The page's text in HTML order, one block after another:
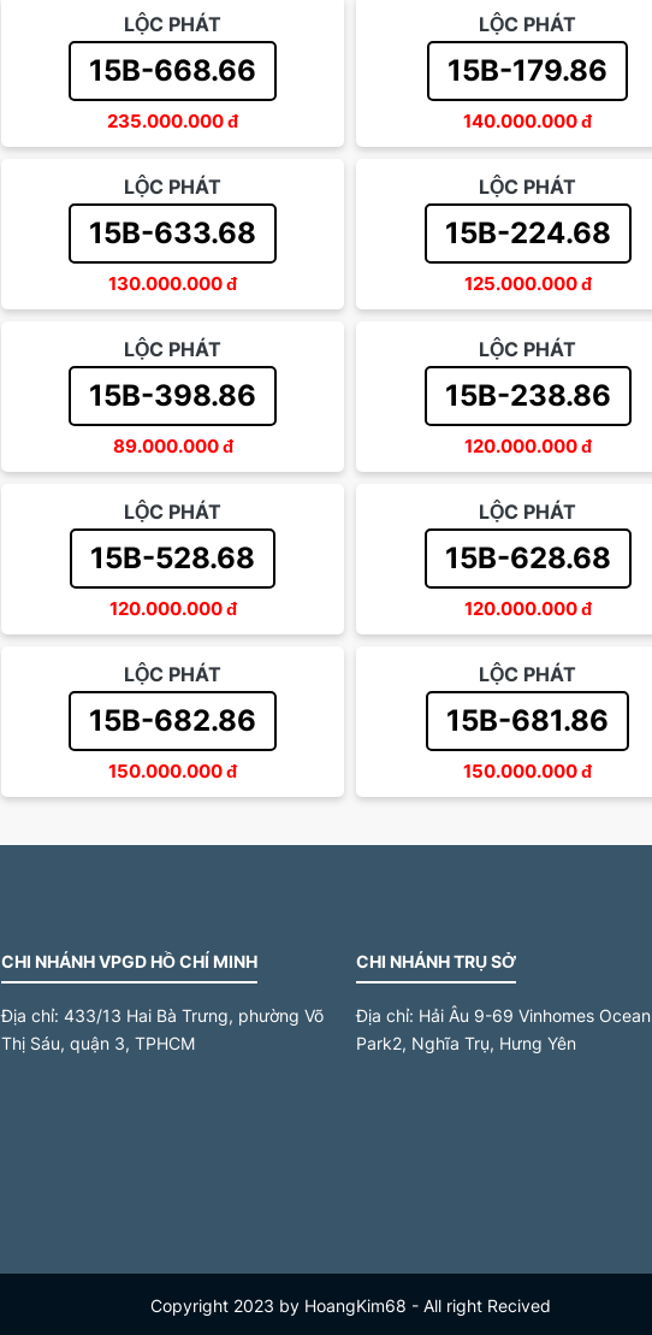
LỘC PHÁT
15B-668.66
235.000.000đ
LỘC PHÁT
15B-179.86
140.000.000đ
LỘC PHÁT
15B-633.68
130.000.000đ
LỘC PHÁT
15B-224.68
125.000.000đ
LỘC PHÁT
15B-398.86
89.000.000đ
LỘC PHÁT
15B-238.86
120.000.000đ
LỘC PHÁT
15B-528.68
120.000.000đ
LỘC PHÁT
15B-628.68
120.000.000đ
LỘC PHÁT
15B-682.86
150.000.000đ
LỘC PHÁT
15B-681.86
150.000.000đ
CHI NHÁNH VPGD HỒ CHÍ MINH
Địa chỉ: 433/13 Hai Bà Trưng, phường Võ
Thị Sáu, quận 3, TPHCM
CHI NHÁNH TRỤ SỞ
Địa chỉ: Hải Âu 9-69 Vinhomes Ocean
Park2, Nghĩa Trụ, Hưng Yên
Copyright 2023 by HoangKim68 - All right Recived